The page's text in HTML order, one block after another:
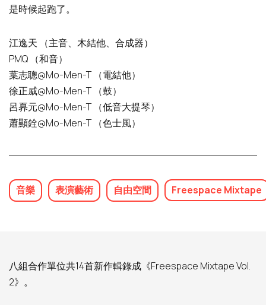
是時候起跑了。
江逸天 （主音、木結他、合成器）
PMQ （和音）
葉志聰@Mo-Men-T （電結他）
徐正威@Mo-Men-T （鼓）
呂奡元@Mo-Men-T （低音大提琴）
蕭顯銓@Mo-Men-T （色士風）
音樂 表演藝術 自由空間 Freespace Mixtape
八組合作單位共14首新作輯錄成《Freespace Mixtape Vol.
2》。